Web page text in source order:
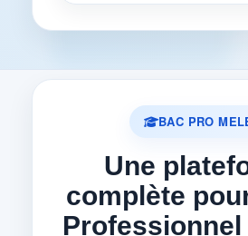
BAC PRO
Une
complète
Professionnel